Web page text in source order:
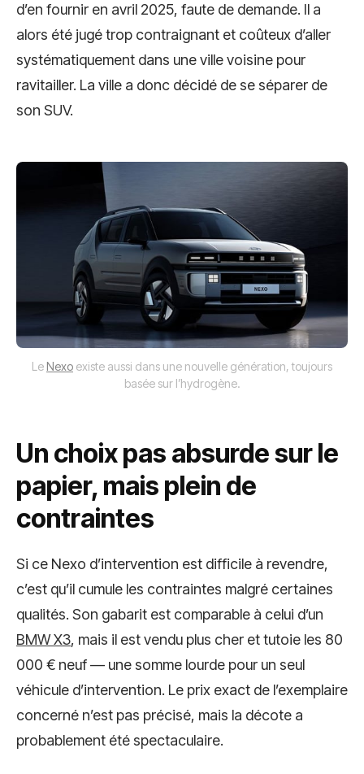
d’en fournir en avril 2025, faute de demande. Il a
alors été jugé trop contraignant et coûteux d’aller
systématiquement dans une ville voisine pour
ravitailler. La ville a donc décidé de se séparer de
son SUV.
Le Nexo existe aussi dans une nouvelle génération, toujours
basée sur l’hydrogène.
Un choix pas absurde sur le
papier, mais plein de
contraintes
Si ce Nexo d’intervention est difficile à revendre,
c’est qu’il cumule les contraintes malgré certaines
qualités. Son gabarit est comparable à celui d’un
BMW X3, mais il est vendu plus cher et tutoie les 80
000 € neuf — une somme lourde pour un seul
véhicule d’intervention. Le prix exact de l’exemplaire
concerné n’est pas précisé, mais la décote a
probablement été spectaculaire.